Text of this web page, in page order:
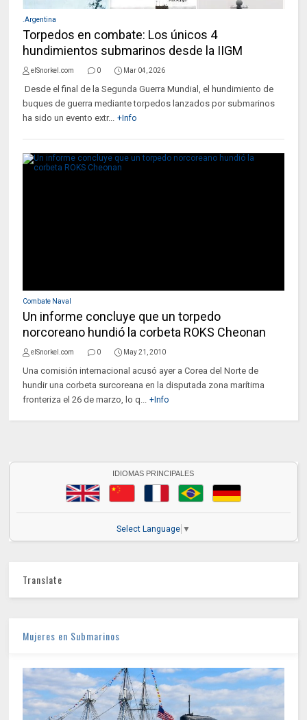
.Argentina
Torpedos en combate: Los únicos 4
hundimientos submarinos desde la IIGM
elSnorkel.com 0 Mar 04, 2026
Desde el final de la Segunda Guerra Mundial, el hundimiento de
buques de guerra mediante torpedos lanzados por submarinos
ha sido un evento extr... +Info
Combate Naval
Un informe concluye que un torpedo
norcoreano hundió la corbeta ROKS Cheonan
elSnorkel.com 0 May 21, 2010
Una comisión internacional acusó ayer a Corea del Norte de
hundir una corbeta surcoreana en la disputada zona marítima
fronteriza el 26 de marzo, lo q... +Info
IDIOMAS PRINCIPALES
Select Language ▼
Translate
Mujeres en Submarinos